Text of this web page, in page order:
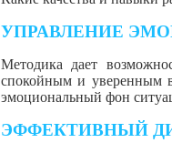
УПРАВЛЕНИЕ
Методика дает
спокойным и уверенным
эмоциональный фон
ЭФФЕКТИВНЫЙ